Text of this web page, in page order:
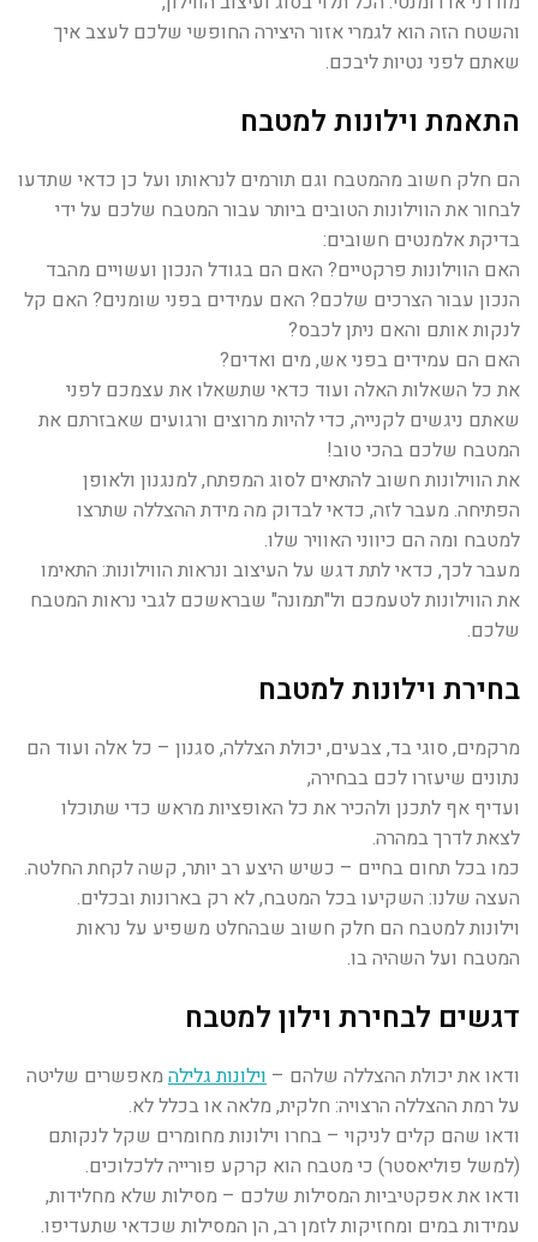
והשטח הזה הוא לגמרי אזור היצירה החופשי שלכם לעצב איך
שאתם לפני נטיות ליבכם.
התאמת וילונות למטבח
הם חלק חשוב מהמטבח וגם תורמים לנראותו ועל כן כדאי שתדעו
לבחור את הווילונות הטובים ביותר עבור המטבח שלכם על ידי
בדיקת אלמנטים חשובים:
האם הווילונות פרקטיים? האם הם בגודל הנכון ועשויים מהבד
הנכון עבור הצרכים שלכם? האם עמידים בפני שומנים? האם קל
לנקות אותם והאם ניתן לכבס?
האם הם עמידים בפני אש, מים ואדים?
את כל השאלות האלה ועוד כדאי שתשאלו את עצמכם לפני
שאתם ניגשים לקנייה, כדי להיות מרוצים ורגועים שאבזרתם את
המטבח שלכם בהכי טוב!
את הווילונות חשוב להתאים לסוג המפתח, למנגנון ולאופן
הפתיחה. מעבר לזה, כדאי לבדוק מה מידת ההצללה שתרצו
למטבח ומה הם כיווני האוויר שלו.
מעבר לכך, כדאי לתת דגש על העיצוב ונראות הווילונות: התאימו
את הווילונות לטעמכם ול"תמונה" שבראשכם לגבי נראות המטבח
שלכם.
בחירת וילונות למטבח
מרקמים, סוגי בד, צבעים, יכולת הצללה, סגנון – כל אלה ועוד הם
נתונים שיעזרו לכם בבחירה,
ועדיף אף לתכנן ולהכיר את כל האופציות מראש כדי שתוכלו
לצאת לדרך במהרה.
כמו בכל תחום בחיים – כשיש היצע רב יותר, קשה לקחת החלטה.
העצה שלנו: השקיעו בכל המטבח, לא רק בארונות ובכלים.
וילונות למטבח הם חלק חשוב שבהחלט משפיע על נראות
המטבח ועל השהיה בו.
דגשים לבחירת וילון למטבח
ודאו את יכולת ההצללה שלהם – וילונות גלילה מאפשרים שליטה
על רמת ההצללה הרצויה: חלקית, מלאה או בכלל לא.
ודאו שהם קלים לניקוי – בחרו וילונות מחומרים שקל לנקותם
(למשל פוליאסטר) כי מטבח הוא קרקע פורייה ללכלוכים.
ודאו את אפקטיביות המסילות שלכם – מסילות שלא מחלידות,
עמידות במים ומחזיקות לזמן רב, הן המסילות שכדאי שתעדיפו.